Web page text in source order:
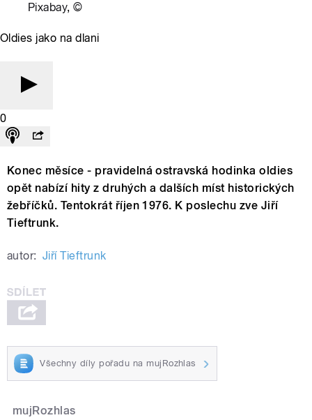
Pixabay,©
Oldies jako na dlani
0
Konec měsíce - pravidelná ostravská hodinka oldies
opět nabízí hity z druhých a dalších míst historických
žebříčků. Tentokrát říjen 1976. K poslechu zve Jiří
Tieftrunk.
autor: Jiří Tieftrunk
Všechny díly pořadu na mujRozhlas
mujRozhlas